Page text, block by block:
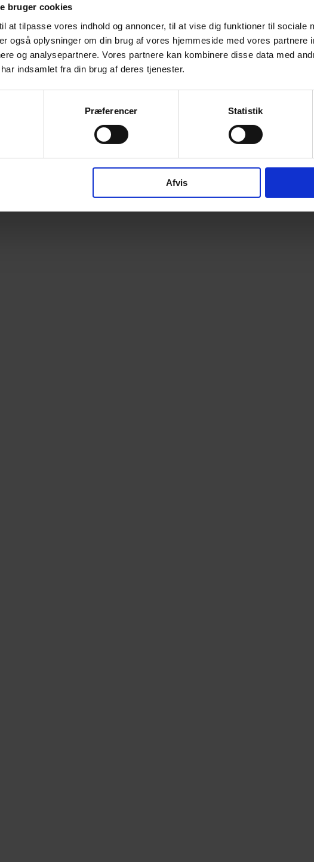
bruger cookies
at tilpasse vores indhold og annoncer, til at vise dig funktioner til sociale
også oplysninger om din brug af vores hjemmeside med vores partnere
og analysepartnere. Vores partnere kan kombinere disse data med
indsamlet fra din brug af deres tjenester.
Præferencer Statistik
Afvis